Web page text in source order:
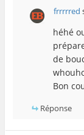
frrrrred
héhé
de
Bon
Réponse